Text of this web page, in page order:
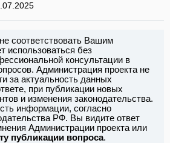
соответствовать Вашим
использоваться без
консультации в
Администрация проекта не
за актуальность данных
при публикации новых
и изменения законодательства.
информации, согласно
РФ. Вы видите ответ
Администрации проекта или
публикации вопроса.